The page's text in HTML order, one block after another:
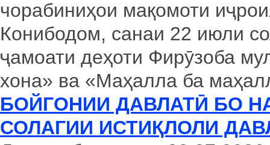
чорабиниҳои мақомоти
Конибодом, санаи 22 июли
ҷамоати деҳоти Фирӯзоба
хона» ва «Маҳалла ба
БОЙГОНИИ ДАВЛАТӢ БО
СОЛАГИИ ИСТИҚЛОЛИ